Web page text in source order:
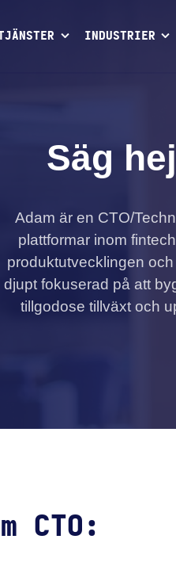
INDUSTRIER
Säg
Adam är en CTO/
plattformar inom
produktutvecklingen
djupt fokuserad på att
tillgodose tillväxt och
CTO: